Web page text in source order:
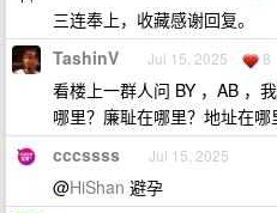
三连奉上，收藏感谢回复。
TashinV Jul 15, 2025 8
看楼上一群人问 BY ，AB ，
哪里？廉耻在哪里？地址在哪
cccssss Jul 15, 2025
@HiShan 避孕